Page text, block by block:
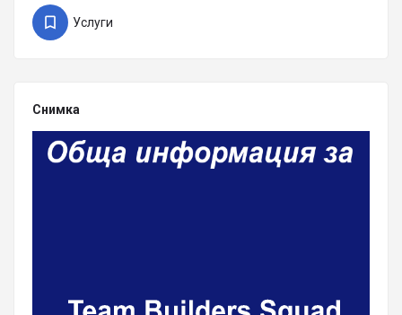
Услуги
Снимка